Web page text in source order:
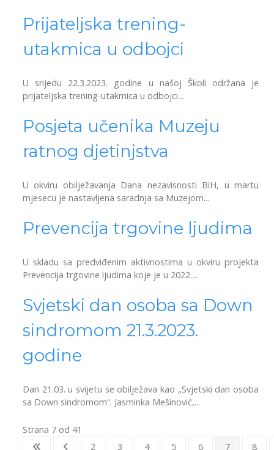
Prijateljska trening-
utakmica u odbojci
U srijedu 22.3.2023. godine u našoj Školi održana je
prijateljska trening-utakmica u odbojci...
Posjeta učenika Muzeju
ratnog djetinjstva
U okviru obilježavanja Dana nezavisnosti BiH, u martu
mjesecu je nastavljena saradnja sa Muzejom...
Prevencija trgovine ljudima
U skladu sa predviđenim aktivnostima u okviru projekta
Prevencija trgovine ljudima koje je u 2022....
Svjetski dan osoba sa Down
sindromom 21.3.2023.
godine
Dan 21.03. u svijetu se obilježava kao „Svjetski dan osoba
sa Down sindromom“. Jasminka Mešinović,...
Strana 7 od 41
2
3 4 5 6 7 8